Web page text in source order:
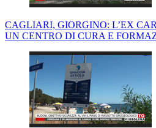
CAGLIARI, GIORGINO: L’EX
UN CENTRO DI CURA E